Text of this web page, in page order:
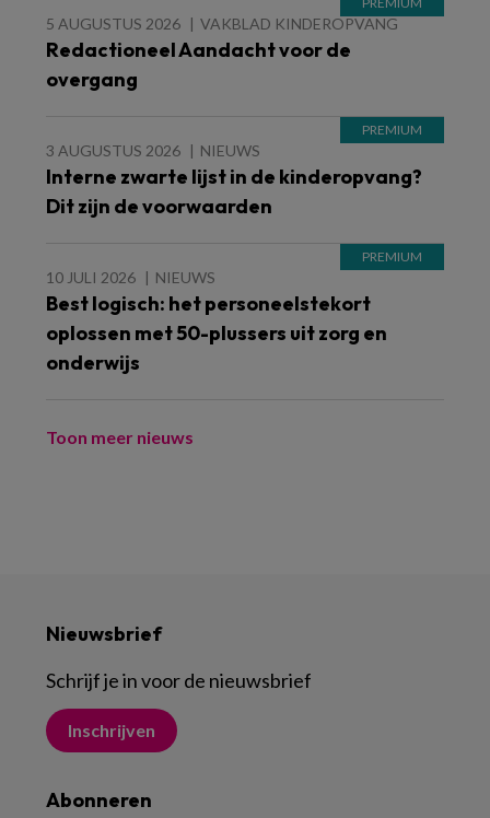
5 AUGUSTUS 2026 VAKBLAD KINDEROPVANG
Redactioneel Aandacht voor de
overgang
3 AUGUSTUS 2026 NIEUWS
Interne zwarte lijst in de kinderopvang?
Dit zijn de voorwaarden
10 JULI 2026 NIEUWS
Best logisch: het personeelstekort
oplossen met 50-plussers uit zorg en
onderwijs
Toon meer nieuws
Nieuwsbrief
Schrijf je in voor de nieuwsbrief
Inschrijven
Abonneren